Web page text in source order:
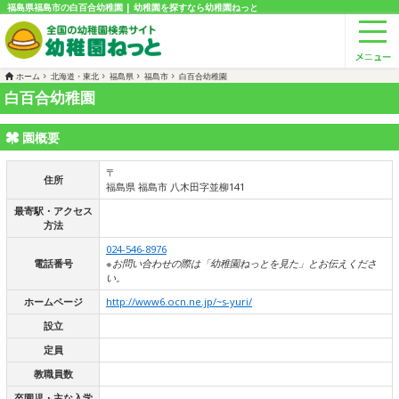
福島県福島市の白百合幼稚園 | 幼稚園を探すなら幼稚園ねっと
ホーム 北海道・東北 福島県 福島市 白百合幼稚園
白百合幼稚園
園概要
住所
〒
福島県 福島市 八木田字並柳141
最寄駅・アクセス
方法
電話番号
024-546-8976
※お問い合わせの際は「幼稚園ねっとを見た」とお伝えくださ
い。
ホームページ
http://www6.ocn.ne.jp/~s-yuri/
設立
定員
教職員数